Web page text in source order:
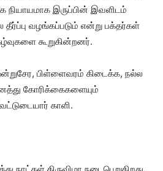
நியாயமாக இருப்பின் இவளிடம்
தீர்ப்பு வழங்கப்படும் என்று பக்தர்கள்
கூறுகின்றனர்.
பிள்ளைவரம் கிடைக்க, நல்ல
கோரிக்கைகளையும்
காளி.